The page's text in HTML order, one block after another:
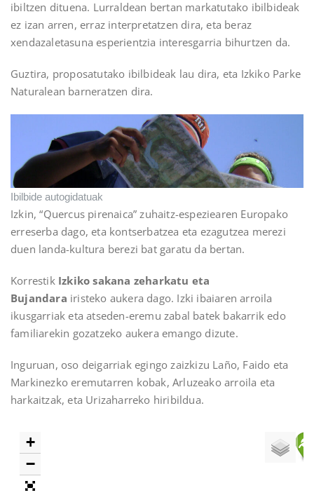
ibiltzen dituena. Lurraldean bertan markatutako ibilbideak
ez izan arren, erraz interpretatzen dira, eta beraz
xendazaletasuna esperientzia interesgarria bihurtzen da.
Guztira, proposatutako ibilbideak lau dira, eta Izkiko Parke
Naturalean barneratzen dira.
Ibilbide autogidatuak
Izkin, “Quercus pirenaica” zuhaitz-espeziearen Europako
erreserba dago, eta kontserbatzea eta ezagutzea merezi
duen landa-kultura berezi bat garatu da bertan.
Korrestik Izkiko sakana zeharkatu eta
Bujandara iristeko aukera dago. Izki ibaiaren arroila
ikusgarriak eta atseden-eremu zabal batek bakarrik edo
familiarekin gozatzeko aukera emango dizute.
Inguruan, oso deigarriak egingo zaizkizu Laño, Faido eta
Markinezko eremutarren kobak, Arluzeako arroila eta
harkaitzak, eta Urizaharreko hiribildua.